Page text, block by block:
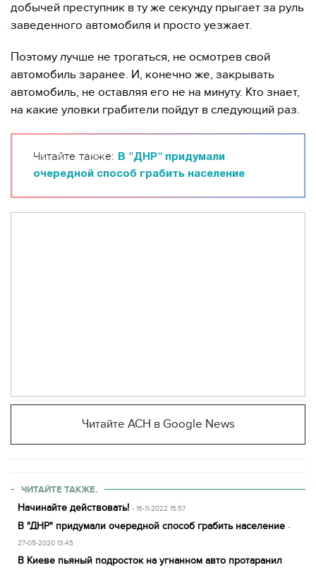
добычей преступник в ту же секунду прыгает за руль
заведенного автомобиля и просто уезжает.
Поэтому лучше не трогаться, не осмотрев свой
автомобиль заранее. И, конечно же, закрывать
автомобиль, не оставляя его не на минуту. Кто знает,
на какие уловки грабители пойдут в следующий раз.
Читайте также:
В "ДНР" придумали
очередной способ грабить население
Читайте АСН в Google News
ЧИТАЙТЕ ТАКЖЕ.
Начинайте действовать! - 16-11-2022 15:57
В "ДНР" придумали очередной способ грабить население -
27-05-2020 13:45
В Киеве пьяный подросток на угнанном авто протаранил